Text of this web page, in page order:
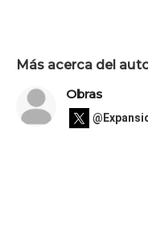
Más acerca del
Obras